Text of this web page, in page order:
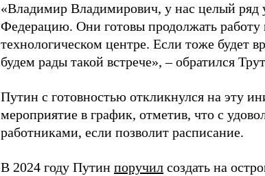
«Владимир Владимирович, у нас целый ряд
Федерацию. Они готовы продолжать
технологическом центре. Если тоже будет
будем рады такой встрече», – обратился
Путин с готовностью откликнулся на эту
мероприятие в график, отметив, что с
работниками, если позволит расписание.
В 2024 году Путин поручил создать на